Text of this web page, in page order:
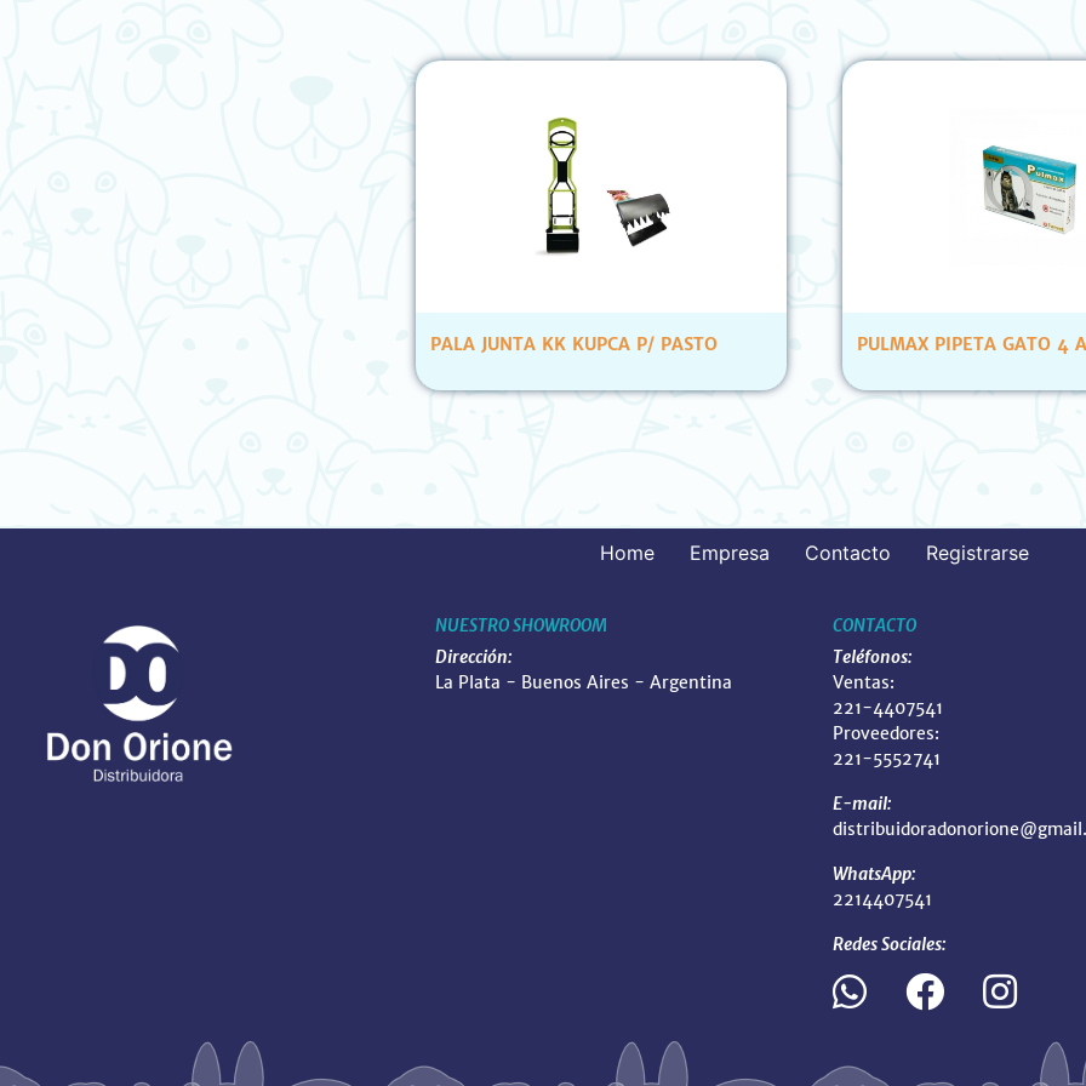
PALA JUNTA KK KUPCA P/ PASTO PULMAX PIPETA GATO 4
Home Empresa Contacto Registrarse
NUESTRO SHOWROOM
Dirección:
La Plata - Buenos Aires - Argentina
CONTACTO
Teléfonos:
Ventas:
221-4407541
Proveedores:
221-5552741
E-mail:
WhatsApp:
2214407541
Redes Sociales: